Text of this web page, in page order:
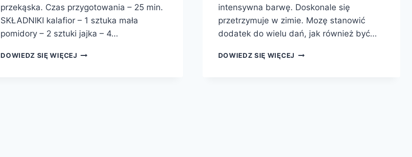
przekąska. Czas przygotowania – 25 min.
SKŁADNIKI kalafior – 1 sztuka mała
pomidory – 2 sztuki jajka – 4…
DOWIEDZ SIĘ WIĘCEJ SAŁATA
intensywna barwę. Doskonale się
przetrzymuje w zimie. Mozę stanowić
dodatek do wielu dań, jak również być…
DOWIEDZ SIĘ WIĘCEJ KETCHUP